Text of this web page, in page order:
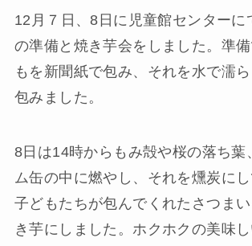
12月７日、8日に児童館センターに
の準備と焼き芋会をしました。準
もを新聞紙で包み、それを水で濡
包みました。
8日は14時からもみ殻や桜の落ち葉
ム缶の中に燃やし、それを燻炭に
子どもたちが包んでくれたさつま
き芋にしました。ホクホクの美味